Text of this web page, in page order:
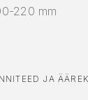
220 mm
JA